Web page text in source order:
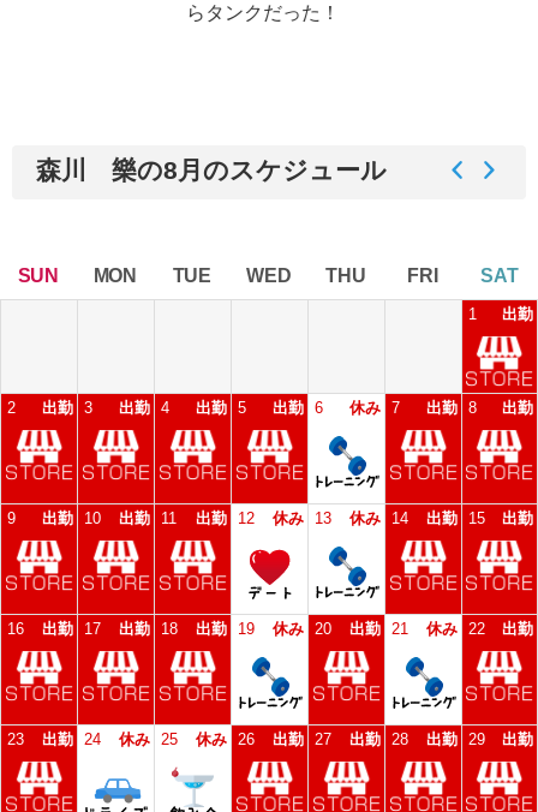
らタンクだった！
森川 樂の8月のスケジュール
SUN MON TUE WED THU FRI SAT